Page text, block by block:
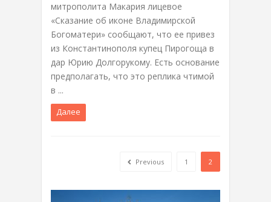
митрополита Макария лицевое
«Сказание об иконе Владимирской
Богоматери» сообщают, что ее привез
из Константинополя купец Пирогоща в
дар Юрию Долгорукому. Есть основание
предполагать, что это реплика чтимой
в ...
Далее
Previous 1 2